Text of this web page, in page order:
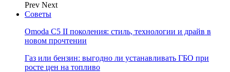
Prev Next
Советы
Omoda C5 II поколения: стиль, технологии и драйв в
новом прочтении
Газ или бензин: выгодно ли устанавливать ГБО при
росте цен на топливо